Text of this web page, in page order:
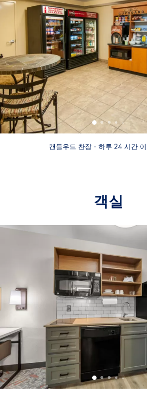
캔들우드 찬장 - 하루 24 시간
객실